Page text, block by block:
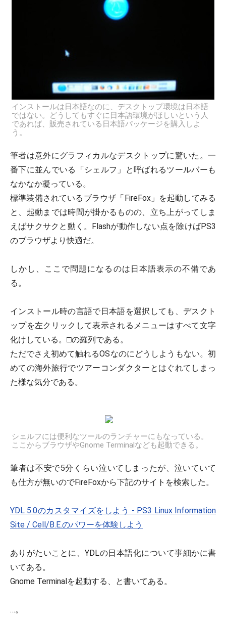
インストールは日本語なのに、デスクトップ環境は日本語
ではない。どうしてもすぐに日本語環境がほしいという人
であれば、販売されている日本語パッケージを購入しよ
う。
筆者は意外にグラフィカルなデスクトップに驚いた。一
番下に並んでいる「シェルフ」と呼ばれるツールバーも
なかなか凝っている。
標準装備されているブラウザ「FireFox」を起動してみる
と、起動までは時間が掛かるものの、立ち上がってしま
えばサクサクと動く。Flashが動作しない点を除けばPS3
のブラウザより快適だ。
しかし、ここで問題になるのは日本語表示の不備であ
る。
インストール時の言語で日本語を選択しても、デスクト
ップを左クリックして表示されるメニューはすべて文字
化けしている。□の羅列である。
ただでさえ初めて触れるOSなのにどうしようもない。初
めての海外旅行でツアーコンダクターとはぐれてしまっ
た様な気分である。
シェルフには便利なツールのランチャーにもなっている。
ここからブラウザやGnome Terminalなども起動できる。
筆者は不安で5分くらい泣いてしまったが、泣いていて
も仕方が無いのでFireFoxから下記のサイトを検索した。
YDL 5.0のカスタマイズをしよう - PS3 Linux Information
Site / Cell/B.E.のパワーを体験しよう
ありがたいことに、YDLの日本語化について事細かに書
いてある。
Gnome Terminalを起動する、と書いてある。
…。